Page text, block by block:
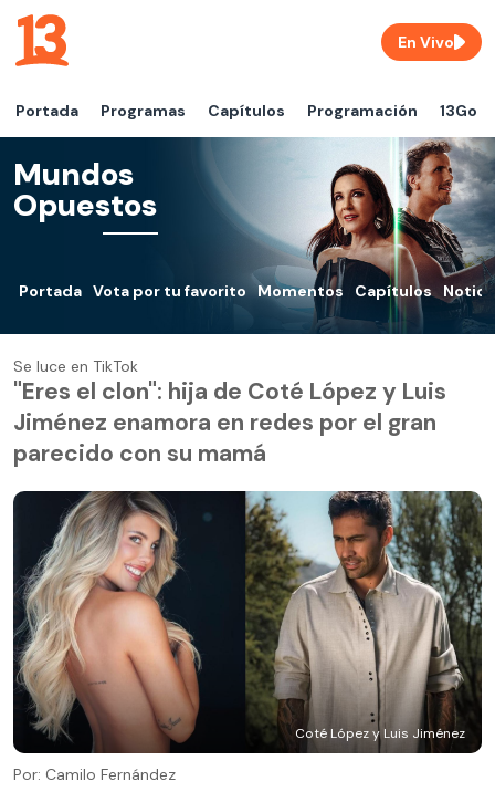
Portada Programas Capítulos Programación 13Go
En Vivo
Mundos
Opuestos
Portada Vota por tu favorito Momentos Capítulos
Se luce en TikTok
"Eres el clon": hija de Coté López y Luis
Jiménez enamora en redes por el gran
parecido con su mamá
Coté López y Luis Jiménez
Por: Camilo Fernández